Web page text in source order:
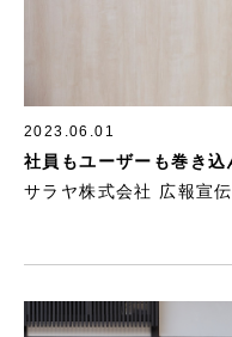
2023.06.01
社員もユーザーも巻き
仕組み。